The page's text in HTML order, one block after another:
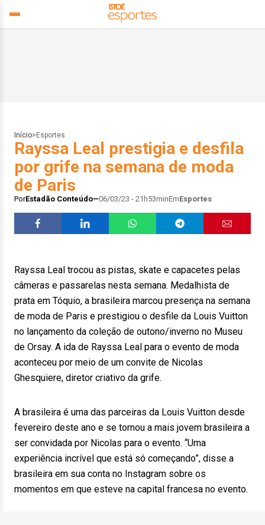
Início> Esportes
Rayssa Leal prestigia e desfila
por grife na semana de moda
de Paris
PorEstadão Conteúdo 06/03/23 - 21h53minEmEsportes
Rayssa Leal trocou as pistas, skate e capacetes pelas
câmeras e passarelas nesta semana. Medalhista de
prata em Tóquio, a brasileira marcou presença na semana
de moda de Paris e prestigiou o desfile da Louis Vuitton
no lançamento da coleção de outono/inverno no Museu
de Orsay. A ida de Rayssa Leal para o evento de moda
aconteceu por meio de um convite de Nicolas
Ghesquiere, diretor criativo da grife.
A brasileira é uma das parceiras da Louis Vuitton desde
fevereiro deste ano e se tornou a mais jovem brasileira a
ser convidada por Nicolas para o evento. “Uma
experiência incrível que está só começando”, disse a
brasileira em sua conta no Instagram sobre os
momentos em que esteve na capital francesa no evento.